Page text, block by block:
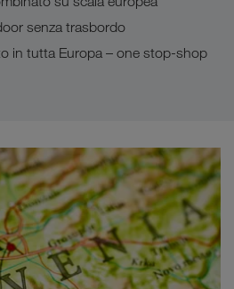
senza trasbordo
in tutta Europa – one stop-shop